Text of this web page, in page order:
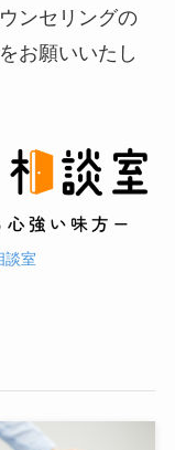
ンセリングの
お願いいたし
談室